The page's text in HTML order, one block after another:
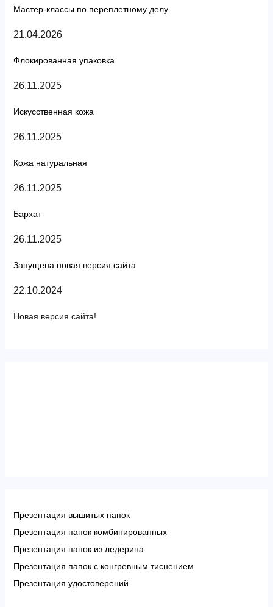
Мастер-классы по переплетному делу
21.04.2026
Флокированная упаковка
26.11.2025
Искусственная кожа
26.11.2025
Кожа натуральная
26.11.2025
Бархат
26.11.2025
Запущена новая версия сайта
22.10.2024
Новая версия сайта!
Презентация вышитых папок
Презентация папок комбинированных
Презентация папок из ледерина
Презентация папок с конгревным тиснением
Презентация удостоверений